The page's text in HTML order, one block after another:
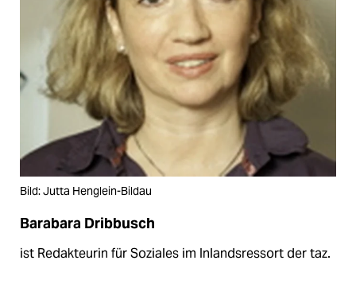
Bild: Jutta Henglein-Bildau
Barabara Dribbusch
ist Redakteurin für Soziales im Inlandsressort der taz.